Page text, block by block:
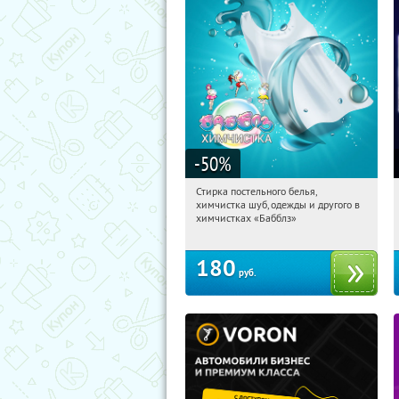
-50%
14:58:18 Купили:
Новослободская
Стирка постельного белья,
химчистка шуб, одежды и другого в
химчистках «Бабблз»
180 руб.